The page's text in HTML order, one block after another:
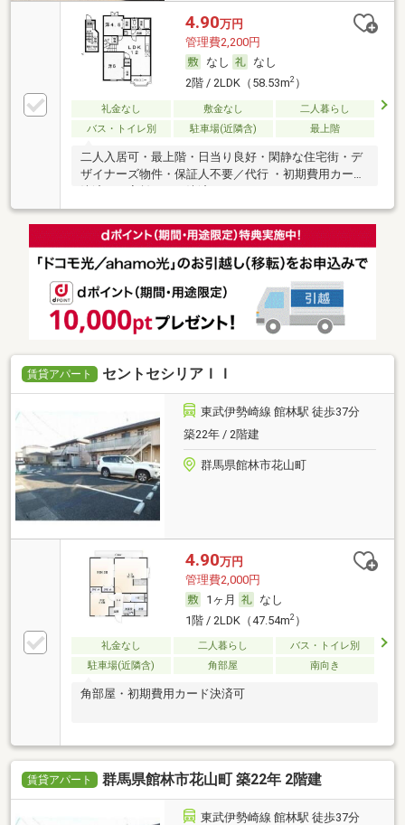
4.90万円
管理費2,200円
なし
なし
2階 / 2LDK（58.53m2）
礼金なし 敷金なし
二人暮らし
バス・トイレ別
駐車場(近隣含) 最上階
二人入居可・最上階・日当り良好・閑静な住宅街・デ
ザイナーズ物件・保証人不要／代行 ・初期費用カード
決済可・家賃カード決済可
賃貸アパート セントセシリアＩＩ
東武伊勢崎線 館林駅 徒歩37分
築22年 / 2階建
群馬県館林市花山町
4.90万円
管理費2,000円
1ヶ月
なし
1階 / 2LDK（47.54m2）
礼金なし 二人暮らし
バス・トイレ別
駐車場(近隣含)
角部屋 南向き
角部屋・初期費用カード決済可
賃貸アパート 群馬県館林市花山町 築22年 2階建
東武伊勢崎線 館林駅 徒歩37分